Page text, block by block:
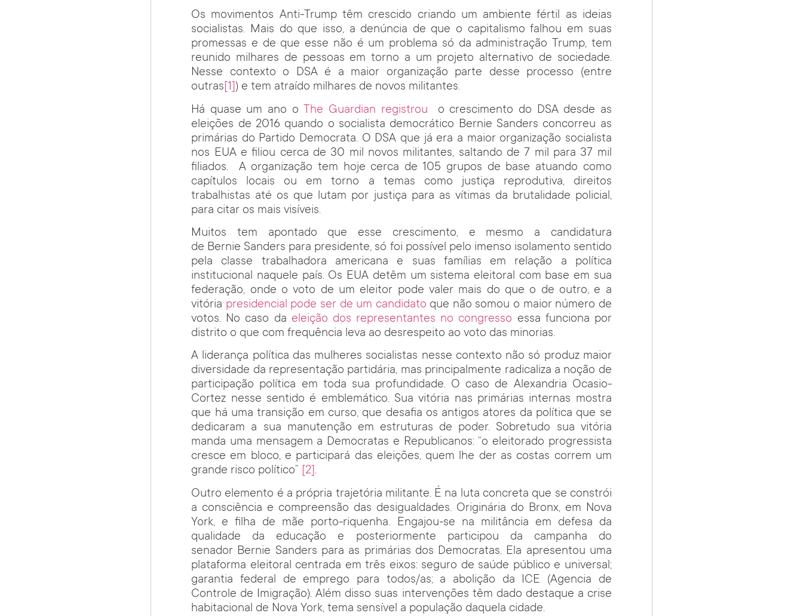
Os movimentos Anti-Trump têm crescido criando um ambiente fértil as ideias
socialistas. Mais do que isso, a denúncia de que o capitalismo falhou em suas
promessas e de que esse não é um problema só da administração Trump, tem
reunido milhares de pessoas em torno a um projeto alternativo de sociedade.
Nesse contexto o DSA é a maior organização parte desse processo (entre
outras [1] ) e tem atraído milhares de novos militantes.
Há quase um ano o The Guardian registrou
o crescimento do DSA desde as
eleições de 2016 quando o socialista democrático Bernie Sanders concorreu as
primárias do Partido Democrata. O DSA que já era a maior organização socialista
nos EUA e filiou cerca de 30 mil novos militantes, saltando de 7 mil para 37 mil
filiados. A organização tem hoje cerca de 105 grupos de base atuando como
capítulos locais ou em torno a temas como justiça reprodutiva, direitos
trabalhistas até os que lutam por justiça para as vítimas da brutalidade policial,
para citar os mais visíveis.
Muitos tem apontado que esse crescimento, e mesmo a candidatura
de Bernie Sanders para presidente, só foi possível pelo imenso isolamento sentido
pela classe trabalhadora americana e suas famílias em relação a política
institucional naquele país. Os EUA detêm um sistema eleitoral com base em sua
federação, onde o voto de um eleitor pode valer mais do que o de outro, e a
vitória presidencial pode ser de um candidato que não somou o maior número de
votos. No caso da eleição dos representantes no congresso essa funciona por
distrito o que com frequência leva ao desrespeito ao voto das minorias.
A liderança política das mulheres socialistas nesse contexto não só produz maior
diversidade da representação partidária, mas principalmente radicaliza a noção de
participação política em toda sua profundidade. O caso de Alexandria Ocasio-
Cortez nesse sentido é emblemático. Sua vitória nas primárias internas mostra
que há uma transição em curso, que desafia os antigos atores da política que se
dedicaram a sua manutenção em estruturas de poder. Sobretudo sua vitória
manda uma mensagem a Democratas e Republicanos: “o eleitorado progressista
cresce em bloco, e participará das eleições, quem lhe der as costas correm um
grande risco político” [2] .
Outro elemento é a própria trajetória militante. É na luta concreta que se constrói
a consciência e compreensão das desigualdades. Originária do Bronx, em Nova
York, e filha de mãe porto-riquenha. Engajou-se na militância em defesa da
qualidade da educação e posteriormente participou da campanha do
senador Bernie Sanders para as primárias dos Democratas. Ela apresentou uma
plataforma eleitoral centrada em três eixos: seguro de saúde público e universal;
garantia federal de emprego para todos/as; a abolição da ICE (Agencia de
Controle de Imigração). Além disso suas intervenções têm dado destaque a crise
habitacional de Nova York, tema sensível a população daquela cidade.